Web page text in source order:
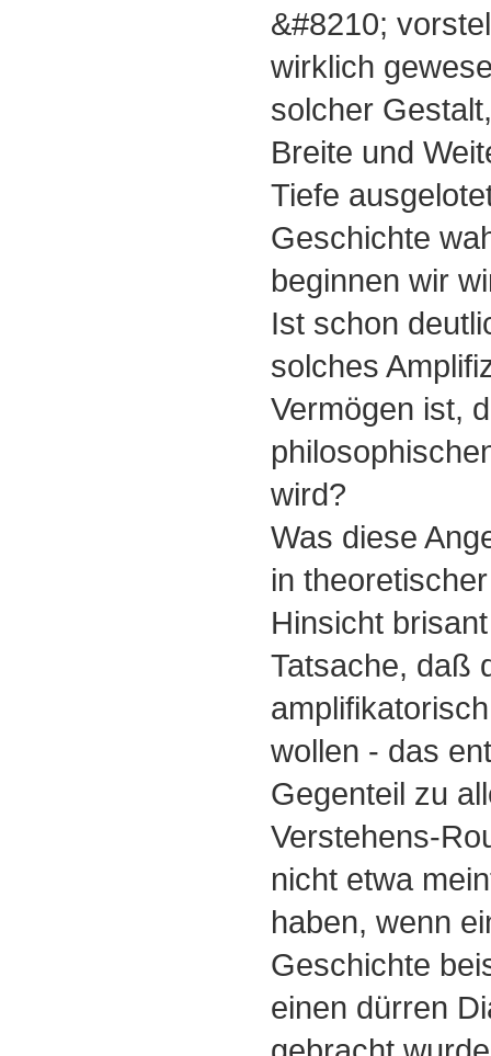
&#8210;
wirklich
solcher
Breite und
Tiefe
Geschichte
beginnen wir
Ist schon
solches
Vermögen ist,
wird?
Was diese
in
Hinsicht
Tatsache, daß
wollen - das
Gegenteil zu
Verstehens-
nicht etwa
haben, wenn
Geschichte
einen dürren